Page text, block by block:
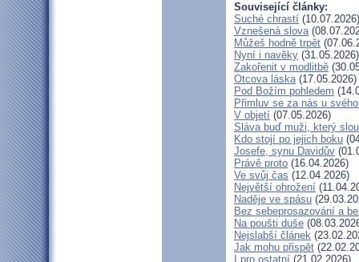
Související články:
Suché chrastí (10.07.2026)
Vznešená slova
Můžeš hodně trpět
Nyní i navěky (31.05.2026)
Zakořenit v modlitbě
Otcova láska(17.05.2026)
Pod Božím pohledem
Přimluv se za nás u
V objetí (07.05.2026)
Sláva buď muži, který
Kdo stojí po jejich boku
Josefe, synu Davidův
Právě proto (16.04.2026)
Ve svůj čas (12.04.2026)
Největší ohrožení
Naděje ve spásu
Bez sebeprosazování a
Na poušti duše
Nejslabší článek
Jak mohu přispět
I pro ostatní (21.02.2026)